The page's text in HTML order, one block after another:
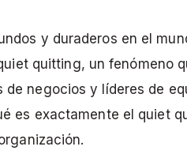
y duraderos en el
quitting, un fenómeno
negocios y líderes de
es exactamente el quiet